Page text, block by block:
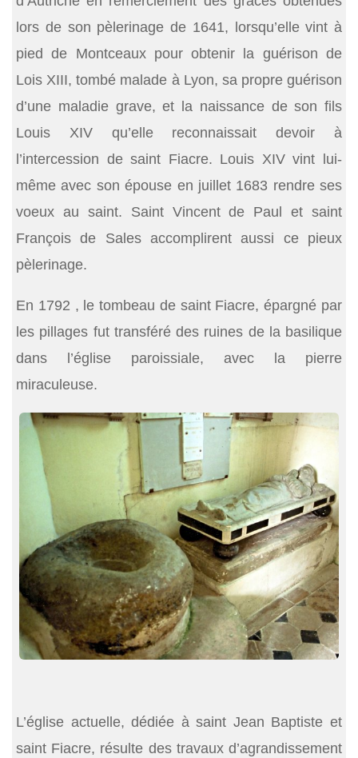
lors de son pèlerinage de 1641, lorsqu’elle vint à
pied de Montceaux pour obtenir la guérison de
Lois XIII, tombé malade à Lyon, sa propre guérison
d’une maladie grave, et la naissance de son fils
Louis XIV qu’elle reconnaissait devoir à
l’intercession de saint Fiacre. Louis XIV vint lui-
même avec son épouse en juillet 1683 rendre ses
voeux au saint. Saint Vincent de Paul et saint
François de Sales accomplirent aussi ce pieux
pèlerinage.
En 1792 , le tombeau de saint Fiacre, épargné par
les pillages fut transféré des ruines de la basilique
dans l’église paroissiale, avec la pierre
miraculeuse.
L’église actuelle, dédiée à saint Jean Baptiste et
saint Fiacre, résulte des travaux d’agrandissement